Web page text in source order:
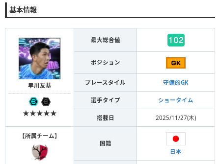
基本情報
早川友基
★★★★★
最大総合値
ポジション
プレースタイル 守備的GK
選手タイプ ショータイム
搭載日 2025/11/27(木)
【所属チーム】
国籍
日本